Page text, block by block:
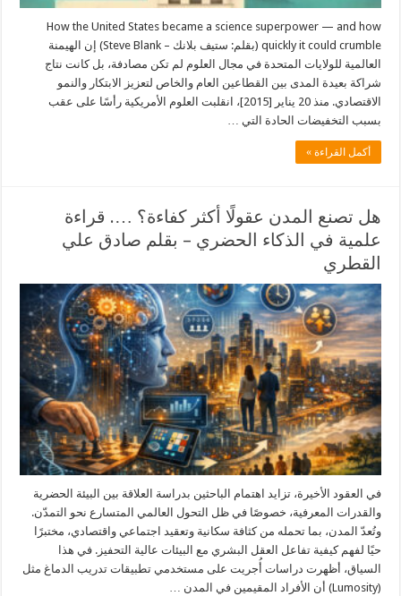
How the United States became a science superpower — and how
quickly it could crumble (بقلم: ستيف بلانك – Steve Blank) إن الهيمنة
العالمية للولايات المتحدة في مجال العلوم لم تكن مصادفة، بل كانت نتاج
شراكة بعيدة المدى بين القطاعين العام والخاص لتعزيز الابتكار والنمو
الاقتصادي. منذ 20 يناير [2015]، انقلبت العلوم الأمريكية رأسًا على عقب
بسبب التخفيضات الحادة التي …
أكمل القراءة »
هل تصنع المدن عقولًا أكثر كفاءة؟ …. قراءة
علمية في الذكاء الحضري – بقلم صادق علي
القطري
في العقود الأخيرة، تزايد اهتمام الباحثين بدراسة العلاقة بين البيئة الحضرية
والقدرات المعرفية، خصوصًا في ظل التحول العالمي المتسارع نحو التمدّن.
وتُعدّ المدن، بما تحمله من كثافة سكانية وتعقيد اجتماعي واقتصادي، مختبرًا
حيًا لفهم كيفية تفاعل العقل البشري مع البيئات عالية التحفيز. في هذا
السياق، أظهرت دراسات أُجريت على مستخدمي تطبيقات تدريب الدماغ مثل
(Lumosity) أن الأفراد المقيمين في المدن …